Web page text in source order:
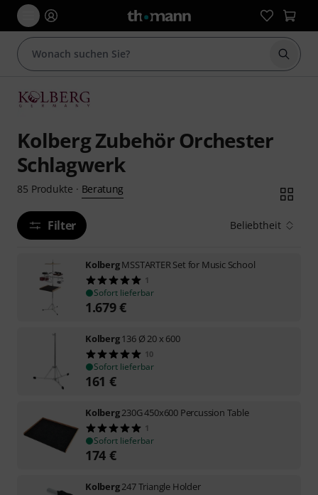
Suche
Kolberg Zubehör Orchester
Schlagwerk
85 Produkte · Beratung
Filter Beliebtheit
KolbergMSSTARTER Set for Music School
1
Sofort lieferbar
1.679€
Kolberg136 Ø 20 x 600
10
Sofort lieferbar
161 €
Kolberg230G 450x600 Percussion Table
1
Sofort lieferbar
174 €
Kolberg247 Triangle Holder